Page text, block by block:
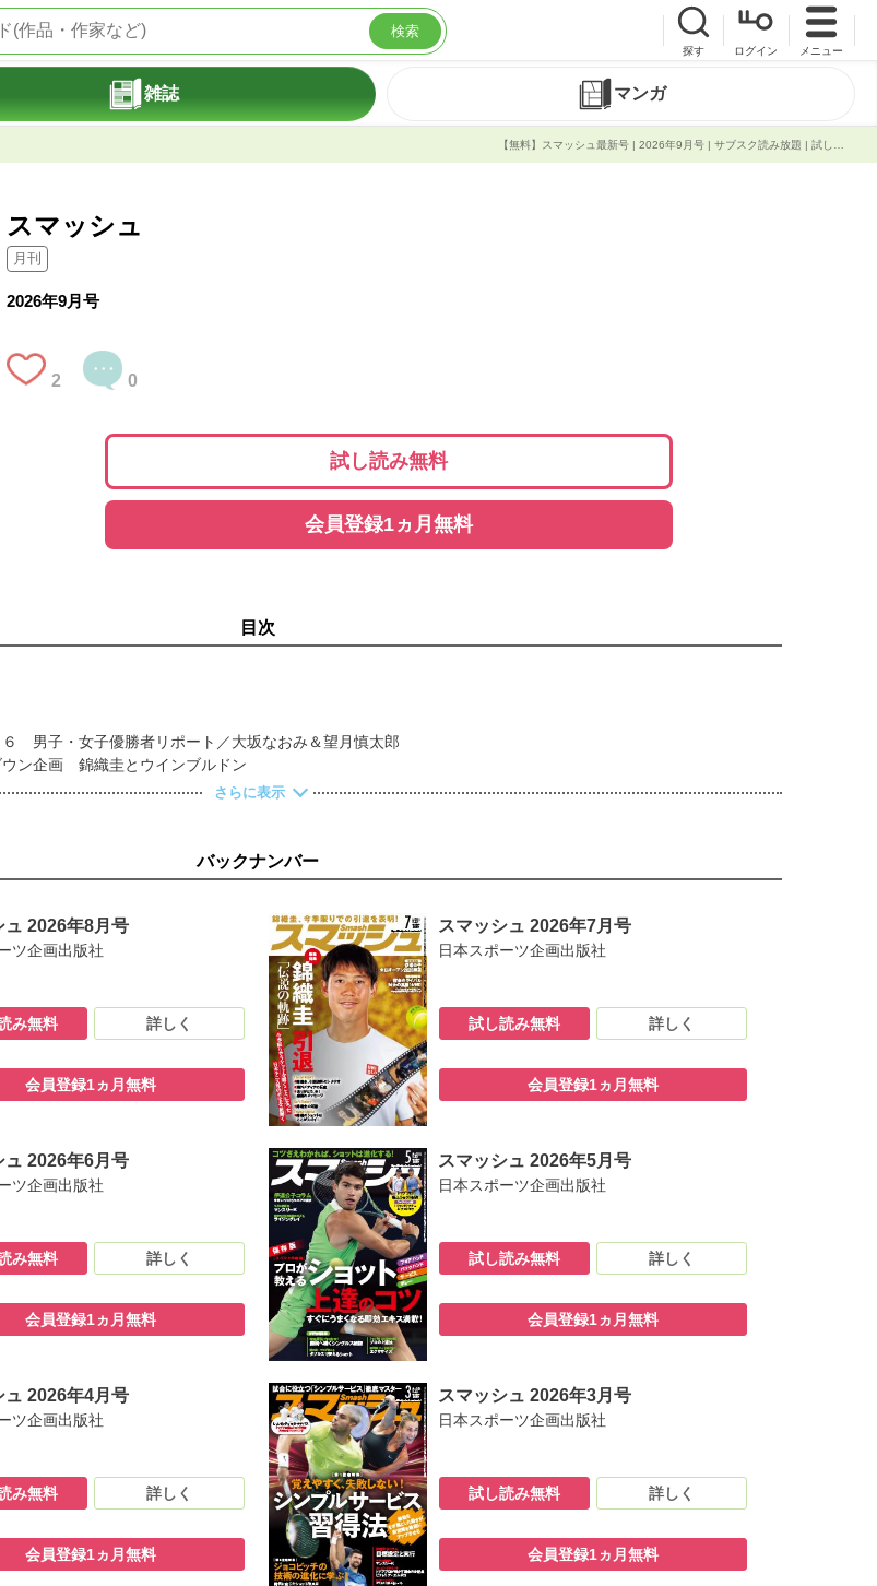
検索
探す ログイン メニュー
雑誌 マンガ
スマッシュ
月刊
2026年9月号
2 0
試し読み無料
会員登録1ヵ月無料
目次
男子・女子優勝者リポート／大坂なおみ＆望月慎太郎
ン企画 錦織圭とウインブルドン
さらに表示
バックナンバー
ュ 2026年8月号
ツ企画出版社
み無料 詳しく
会員登録1ヵ月無料
スマッシュ 2026年7月号
日本スポーツ企画出版社
試し読み無料 詳しく
会員登録1ヵ月無料
ュ 2026年6月号
ツ企画出版社
み無料 詳しく
会員登録1ヵ月無料
スマッシュ 2026年5月号
日本スポーツ企画出版社
試し読み無料 詳しく
会員登録1ヵ月無料
ュ 2026年4月号
ツ企画出版社
み無料 詳しく
会員登録1ヵ月無料
スマッシュ 2026年3月号
日本スポーツ企画出版社
試し読み無料 詳しく
会員登録1ヵ月無料